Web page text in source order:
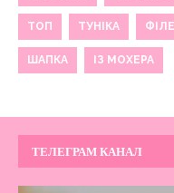
ТОП ТУНІКА
ШАПКА ІЗ МОХЕРА
ТЕЛЕГРАМ КАНАЛ